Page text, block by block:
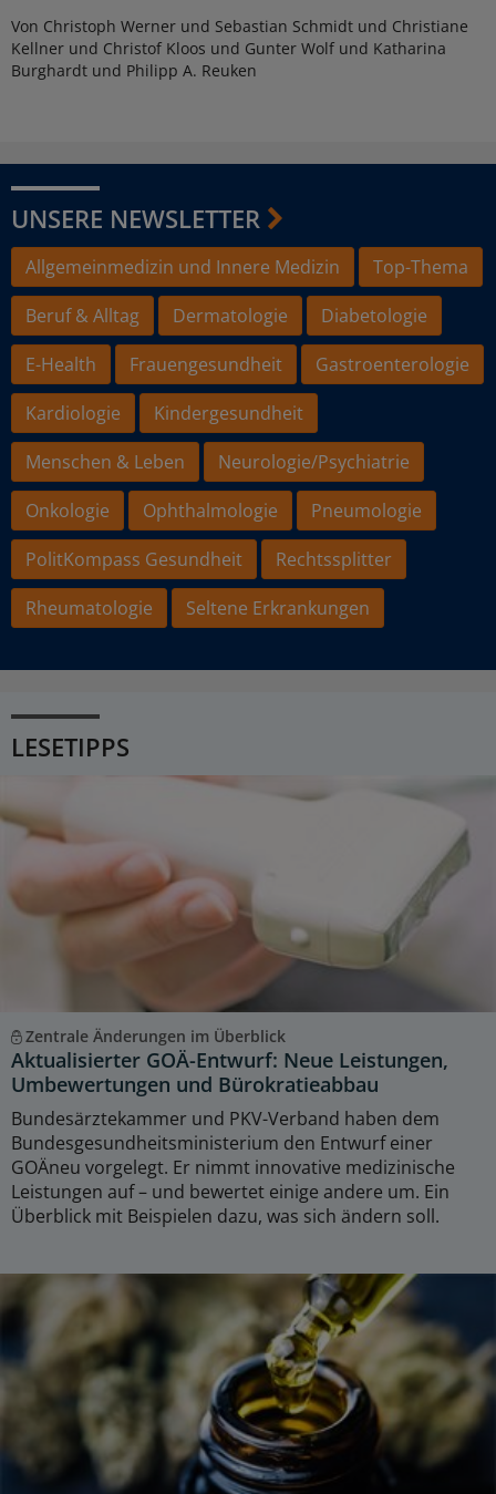
Von Christoph Werner und Sebastian Schmidt und Christiane
Kellner und Christof Kloos und Gunter Wolf und Katharina
Burghardt und Philipp A. Reuken
UNSERE NEWSLETTER
Allgemeinmedizin und Innere Medizin
Top-Thema
Beruf & Alltag
Dermatologie
Diabetologie
E-Health
Frauengesundheit
Gastroenterologie
Kardiologie
Kindergesundheit
Menschen & Leben
Neurologie/Psychiatrie
Onkologie
Ophthalmologie
Pneumologie
PolitKompass Gesundheit
Rechtssplitter
Rheumatologie
Seltene Erkrankungen
LESETIPPS
Zentrale Änderungen im Überblick
Aktualisierter GOÄ-Entwurf: Neue Leistungen,
Umbewertungen und Bürokratieabbau
Bundesärztekammer und PKV-Verband haben dem
Bundesgesundheitsministerium den Entwurf einer
GOÄneu vorgelegt. Er nimmt innovative medizinische
Leistungen auf – und bewertet einige andere um. Ein
Überblick mit Beispielen dazu, was sich ändern soll.